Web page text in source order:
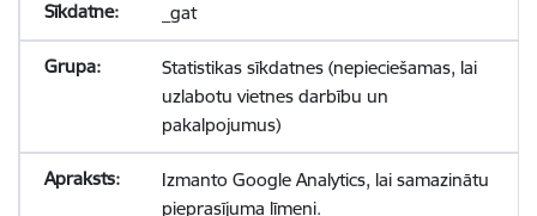
_gat
Statistikas sīkdatnes (nepieciešamas, lai
uzlabotu vietnes darbību un
pakalpojumus)
Izmanto Google Analytics, lai samazinātu
pieprasījuma līmeni.